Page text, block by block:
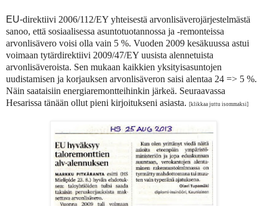
EU-direktiivi 2006/112/EY yhteisestä arvonlisäverojärjestelmästä
sanoo, että sosiaalisessa asuntotuotannossa ja -remonteissa
arvonlisävero voisi olla vain 5 %. Vuoden 2009 kesäkuussa astui
voimaan tytärdirektiivi 2009/47/EY uusista alennetuista
arvonlisäveroista. Sen mukaan kaikkien yksityisasuntojen
uudistamisen ja korjauksen arvonlisäveron saisi alentaa 24 => 5 %.
Näin saataisiin energiaremontteihinkin järkeä. Seuraavassa
Hesarissa tänään ollut pieni kirjoitukseni asiasta. [klikkaa juttu isommaksi]